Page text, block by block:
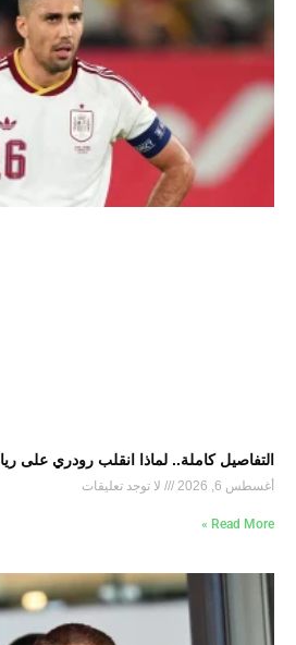
التفاصيل كاملة.. لماذا انقلب رودري على
أغسطس 6, 2026 لا توجد تعليقات
Read More »